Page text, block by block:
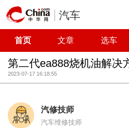
汽车
首页 文章 选车
第二代ea888烧机油解决
2023-07-17 16:18:55
汽修技师
汽车维修技师